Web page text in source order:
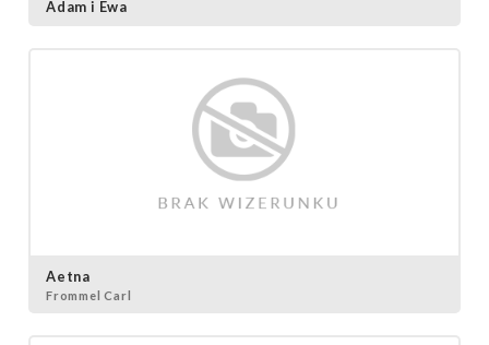
Adam i Ewa
Aetna
Frommel Carl